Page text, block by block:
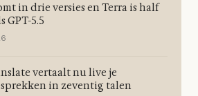
in drie versies en Terra is half
GPT-5.5
vertaalt nu live je
in zeventig talen